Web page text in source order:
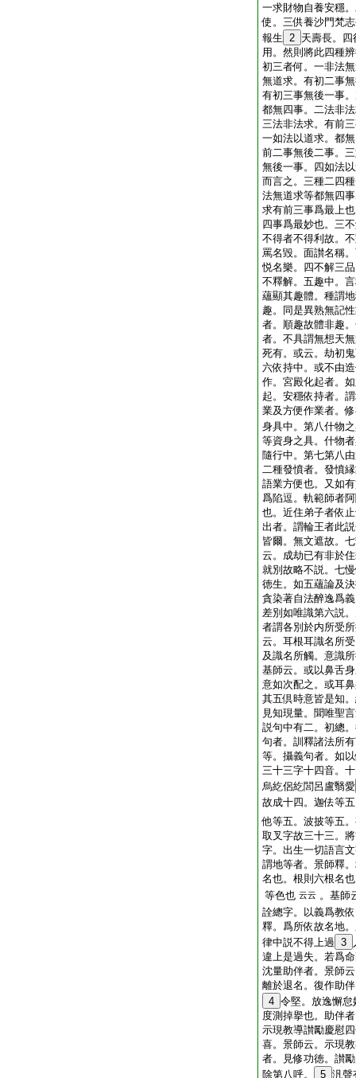
一求財物自養安穩
使。三供養沙門梵
報生 2 天壽長。
用。然則將此四種
初三者何。一非法
無道求。有初二事
有初三事無後一事
都無四事。二法非
三法非法求。有前
一如法以道求。都
前二事無後二事。
無後一事。四如法
而言之。三種二四
法無道求等都無四
求有前三事爲最上
四事爲最妙也。三
不得者不得利故。
罵名毀。面讃名稱
悦名樂。四不解三
不釋解。五趣中。
蘊顯其趣體。種謂
趣。同是異熟無記
者。順趣故體非趣
者。不具謂無想天
死有。或云。劫初
六依持中。或不由
作。宮殿化起者。
起。安穩依持者。
業及方便作業者。
身具中。第八什物
等資身之具。什物
隨行中。第七第八
二種發憤者。發憤
語業方便也。又如
爲陷逗。軌範師者
也。近住弟子者依
出者。謂輪王者此
皆爾。無文遮故。
云。成劫已有非於
就別故略不説。七
徳生。如五蘊論及
貪染著自法醉逸爲
差別如唯識第六説
者謂各別於内所受
云。耳根耳識名所
及識名所觸。意識
基師云。或以鼻舌
意如次配之。或耳
其五倶時意皆是知
見知現量。聞唯聖
説句中有二。初總
句者。訓釋諸法所
等。攝義句者。如
三十三字十四音。
烏紇侶紇閭呂盧翳愛
故成十四。迦佉等
他等五。波披等五
取叉字故三十三。
字。出生一切語言
謂地等者。景師釋
名也。根則六根名
等色也 云云 。基師
詮總字。以義爲教
釋。爲所依故名地
律中説不得上過 3
違上是過失。若爲
沈量助伴者。景師
離於退名。復作助
4 令堅。放逸懈
度測掉擧也。助伴
示現教導讃勵慶慰
喜。景師云。示現
者。見修功徳。讃
除第八呼。
5 汎聲